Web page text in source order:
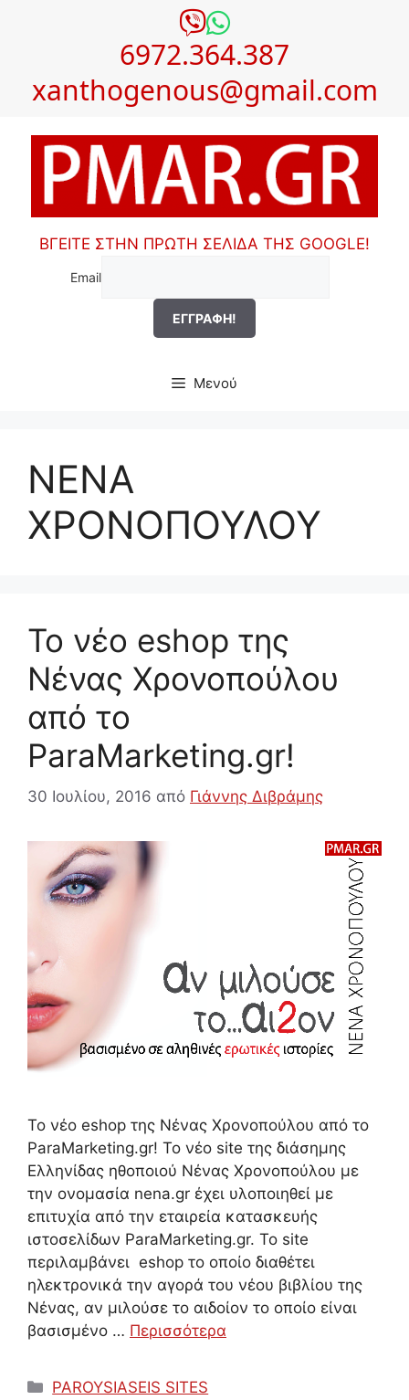
6972.364.387
xanthogenous@gmail.com
ΒΓΕΙΤΕ ΣΤΗΝ ΠΡΩΤΗ ΣΕΛΙΔΑ ΤΗΣ GOOGLE!
Email
Μενού
ΝΕΝΑ
ΧΡΟΝΟΠΟΥΛΟΥ
Το νέο eshop της
Νένας Χρονοπούλου
από το
ParaMarketing.gr!
30 Ιουλίου, 2016 από Γιάννης Διβράμης
Το νέο eshop της Νένας Χρονοπούλου από το
ParaMarketing.gr! Το νέο site της διάσημης
Ελληνίδας ηθοποιού Νένας Χρονοπούλου με
την ονομασία nena.gr έχει υλοποιηθεί με
επιτυχία από την εταιρεία κατασκευής
ιστοσελίδων ParaMarketing.gr. Το site
περιλαμβάνει eshop το οποίο διαθέτει
ηλεκτρονικά την αγορά του νέου βιβλίου της
Νένας, αν μιλούσε το αιδοίον το οποίο είναι
βασισμένο … Περισσότερα
Κατηγορίες
PAROYSIASEIS SITES